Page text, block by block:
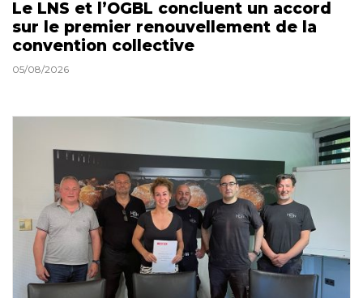
Le LNS et l’OGBL concluent un accord
sur le premier renouvellement de la
convention collective
05/08/2026